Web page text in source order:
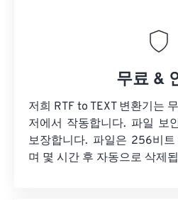
무료 &
저희 RTF to TEXT 변환기는
저에서 작동합니다. 파일 보
보장합니다. 파일은 256비
며 몇 시간 후 자동으로 삭제